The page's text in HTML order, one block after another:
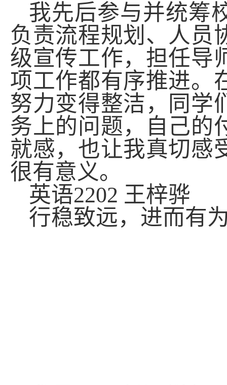
我先后参与并统筹
负责流程规划、人员
级宣传工作，担任导
项工作都有序推进。
努力变得整洁，同学
务上的问题，自己的
就感，也让我真切感
很有意义。
英语2202 王梓骅
行稳致远，进而有